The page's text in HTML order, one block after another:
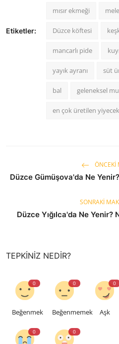
Etiketler:
mısır ekmeği
Düzce köftesi
mancarlı pide
yayık ayranı süt
bal geleneksel
en çok üretilen
ÖNCEKI
Düzce Gümüşova'da Ne
SONRAKI
Düzce Yığılca'da Ne Yenir?
TEPKINIZ NEDIR?
0
Beğenmek
0
Beğenmemek
0
Aşk
0 0